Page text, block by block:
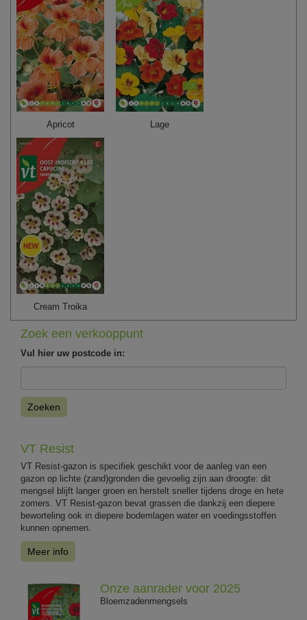
Apricot Lage
Cream Troika
Zoek een verkooppunt
Vul hier uw postcode in:
Zoeken
VT Resist
VT Resist-gazon is specifiek geschikt voor de aanleg van een
gazon op lichte (zand)gronden die gevoelig zijn aan droogte: dit
mengsel blijft langer groen en herstelt sneller tijdens droge en hete
zomers. VT Resist-gazon bevat grassen die dankzij een diepere
beworteling ook in diepere bodemlagen water en voedingsstoffen
kunnen opnemen.
Meer info
Onze aanrader voor 2025
Bloemzadenmengsels